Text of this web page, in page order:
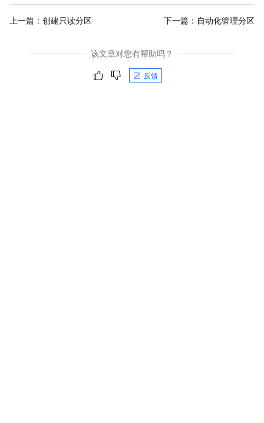
上一篇： 创建只读分区 下一篇： 自动化管理分区
该文章对您有帮助吗？
反馈